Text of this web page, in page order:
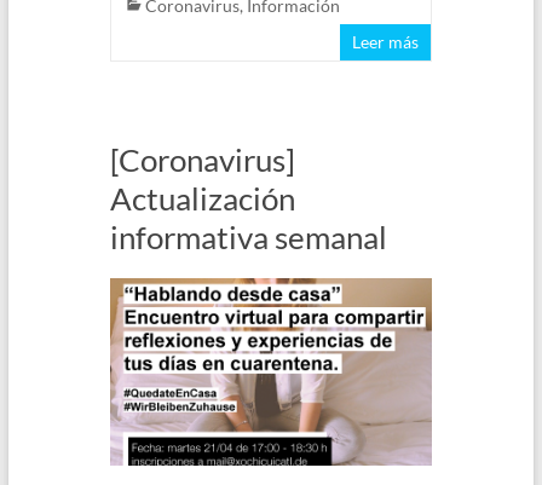
Coronavirus, Información
Leer más
[Coronavirus]
Actualización
informativa semanal